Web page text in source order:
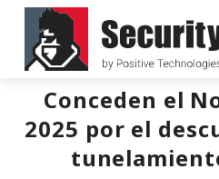
Conceden el
2025 por el